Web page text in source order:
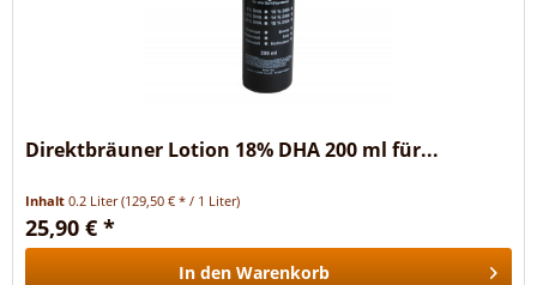
Direktbräuner Lotion 18% DHA 200 ml für...
Inhalt0.2 Liter(129,50 € * / 1 Liter)
25,90 € *
In den Warenkorb